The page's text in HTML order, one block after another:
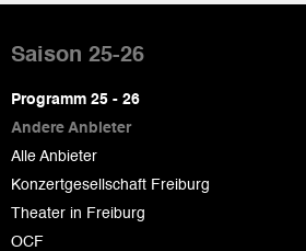
de
page
Saison 25-26
Programm 25 - 26
Andere Anbieter
Alle Anbieter
Konzertgesellschaft Freiburg
Theater in Freiburg
OCF